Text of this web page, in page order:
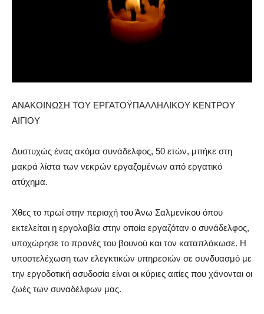
ΑΝΑΚΟΙΝΩΣΗ ΤΟΥ ΕΡΓΑΤΟΫΠΑΛΛΗΛΙΚΟΥ ΚΕΝΤΡΟΥ
ΑΙΓΙΟΥ
Δυστυχώς ένας ακόμα συνάδελφος, 50 ετών, μπήκε στη
μακρά λίστα των νεκρών εργαζομένων από εργατικό
ατύχημα.
Χθες το πρωί στην περιοχή του Άνω Σαλμενίκου όπου
εκτελείται η εργολαβία στην οποία εργαζόταν ο συνάδελφος,
υποχώρησε το πρανές του βουνού και τον καταπλάκωσε. Η
υποστελέχωση των ελεγκτικών υπηρεσιών σε συνδυασμό με
την εργοδοτική ασυδοσία είναι οι κύριες αιτίες που χάνονται οι
ζωές των συναδέλφων μας.